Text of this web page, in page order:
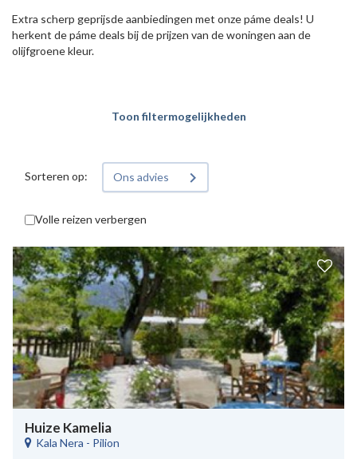
Extra scherp geprijsde aanbiedingen met onze páme deals! U
herkent de páme deals bij de prijzen van de woningen aan de
olijfgroene kleur.
Toon filtermogelijkheden
Sorteren op: Ons advies
Volle reizen verbergen
Huize Kamelia
Kala Nera - Pilion